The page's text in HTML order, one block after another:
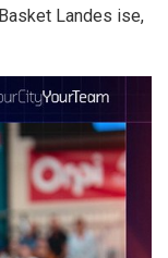
Landes ise,